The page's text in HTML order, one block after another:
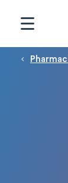
Fil d'Ariane
Panneau de